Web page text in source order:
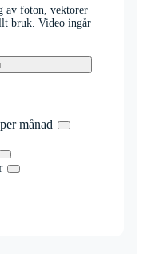
av foton, vektorer
bruk. Video ingår
månad